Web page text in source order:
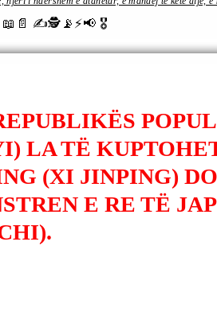
✍🕵️📡⚡️📢 🎖
LA TË
(XI JINPING)
E RE TË